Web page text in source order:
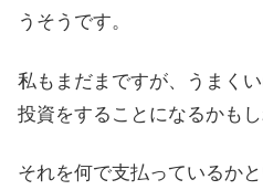
うそうです。
私もまだまですが、うまく
投資をすることになるかもし
それを何で支払っているか